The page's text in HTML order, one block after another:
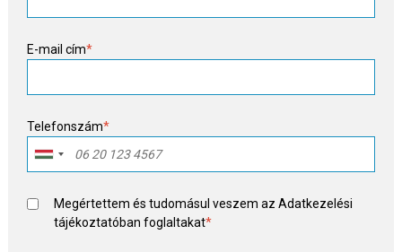
E-mail cím*
Telefonszám*
Megértettem és tudomásul veszem azAdatkezelési
tájékoztatóban foglaltakat*